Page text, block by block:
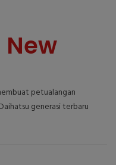
petualangan
generasi terbaru